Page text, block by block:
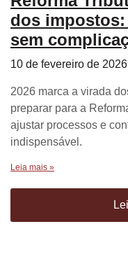
dos
sem
10 de fevereiro de 2026
2026 marca a virada
preparar para a
ajustar processos e
indispensável.
Leia mais »